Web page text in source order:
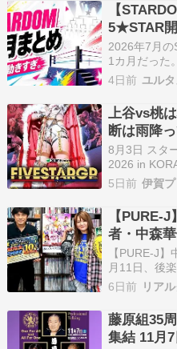
【
5★STAR
なつぽい
2026年7月の
1カ月だった
スト・オブ
ーナはスタ
レストリー
存在感を戻
4日前 ユルタ
上谷vs桃
断は雨降
勝利！
8月3日 スタ
2026 in
内容は実況
〇なつぽい
屋あんね ＜
…
5日前 伊賀
【PURE-
者・中森
真琴との
【PURE-J
月11日、後
プロレス旗
では、団体
を懸けて、
手が激突し
6日前
藤原組35
集結 11月